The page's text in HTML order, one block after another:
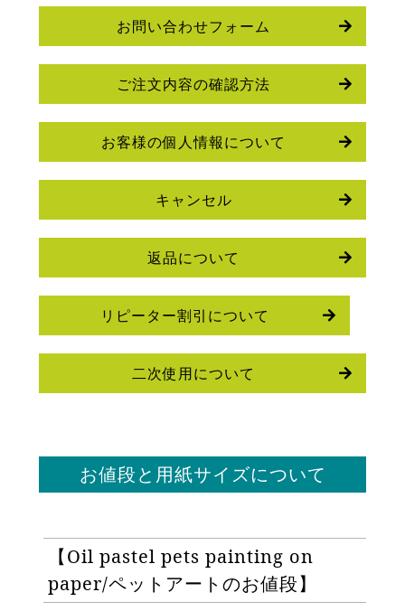
お問い合わせフォーム
ご注文内容の確認方法
お客様の個人情報について
キャンセル
返品について
リピーター割引について
二次使用について
お値段と用紙サイズについて
【Oil pastel pets painting on
paper/ペットアートのお値段】